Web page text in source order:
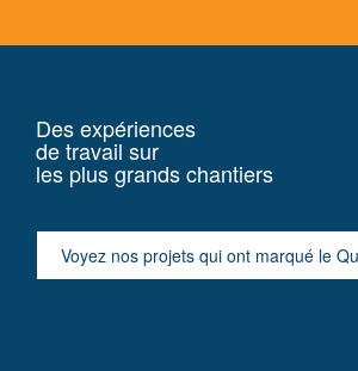
Des expériences
de travail sur
les plus grands chantiers
Voyez nos projets qui ont marqué le